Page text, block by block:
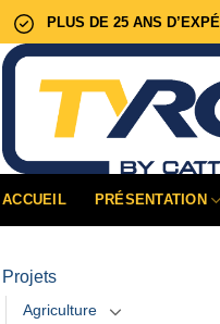
PLUS DE 25 ANS
ACCUEIL PRÉSENTATION
Projets
Agriculture